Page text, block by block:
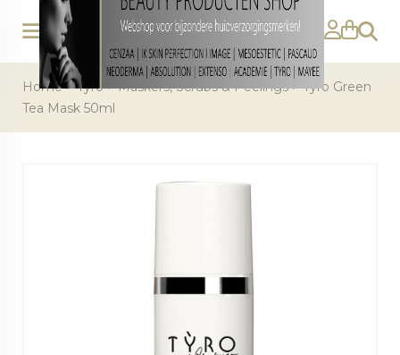
Home>Tyro>Maskers, Scrubs & Peelings>Tyro Green
Tea Mask 50ml